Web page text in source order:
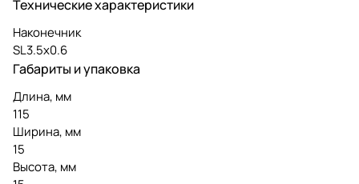
Технические характеристики
Наконечник
SL3.5х0.6
Габариты и упаковка
Длина, мм
115
Ширина, мм
15
Высота, мм